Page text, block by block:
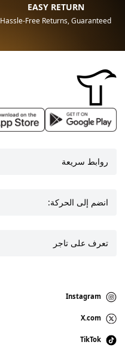
EASY RETURN
Hassle-Free Returns, Guaranteed
روابط سريعة
انضم إلى الحركة:
تعرف على تاجر
Instagram
X.com
TikTok